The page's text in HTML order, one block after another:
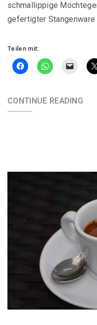
schmallippige
gefertigter
Teilen mit:
CONTINUE READING